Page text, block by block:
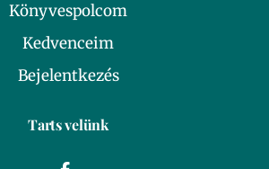
Könyvespolcom
Kedvenceim
Bejelentkezés
Tarts velünk